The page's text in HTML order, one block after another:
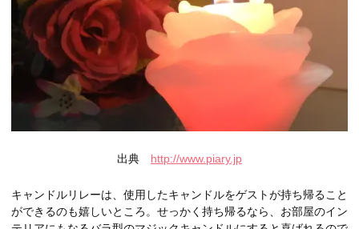
出典 http://www.piary.jp
キャンドルリレーは、使用したキャンドルをゲストが持ち帰ること
ができるのも嬉しいところ。せっかく持ち帰るなら、お部屋のイン